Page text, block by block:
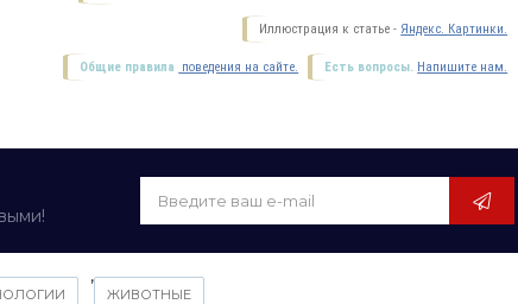
Иллюстрация к статье - Яндекс. Картинки.
Есть вопросы. Напишите нам.
Общие правила поведения на сайте.
,
ЖИВОТНЫЕ